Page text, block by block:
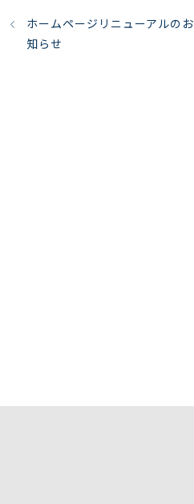
ホームページリニューアルのお
知らせ